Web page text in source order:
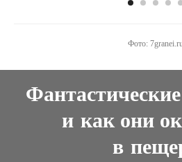
Фото:
и как они
в